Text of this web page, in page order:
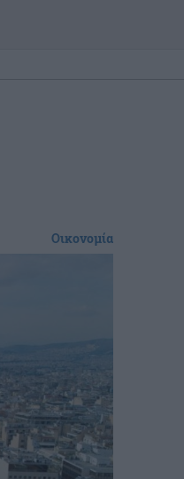
Οικονομία